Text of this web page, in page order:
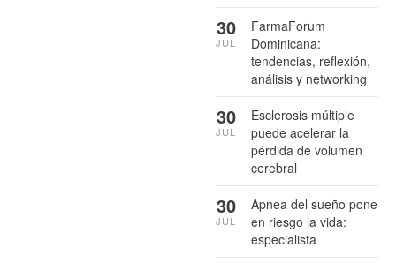
FarmaForum
Dominicana:
tendencias, reflexión,
análisis y networking
30
JUL
Esclerosis múltiple
puede acelerar la
pérdida de volumen
cerebral
30
JUL
Apnea del sueño pone
en riesgo la vida:
especialista
30
JUL